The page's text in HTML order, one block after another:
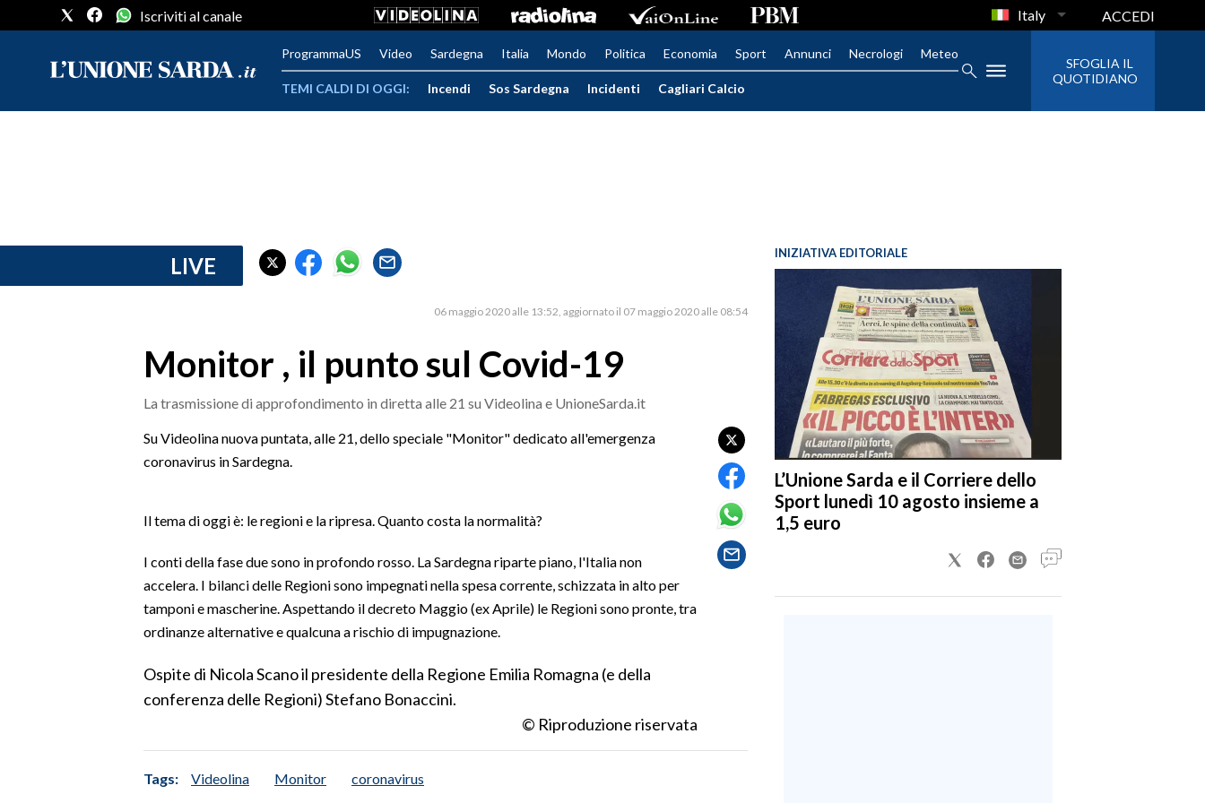
PROVINCIA DI CAGLIARI
ORISTANO E PROVINCIA
Iscriviti al canale Italy ACCEDI
ProgrammaUS Video Sardegna Italia Mondo Politica Economia Sport Annunci Necrologi Meteo
TEMI CALDI DI OGGI: Incendi Sos Sardegna Incidenti Cagliari Calcio
SFOGLIA IL
QUOTIDIANO
LIVE
06 maggio 2020 alle 13:52 aggiornato il 07 maggio 2020 alle 08:54
Monitor , il punto sul Covid-19
La trasmissione di approfondimento in diretta alle 21 su Videolina e UnioneSarda.it
Su Videolina nuova puntata, alle 21, dello speciale "Monitor" dedicato all'emergenza
coronavirus in Sardegna.
Il tema di oggi è: le regioni e la ripresa. Quanto costa la normalità?
I conti della fase due sono in profondo rosso. La Sardegna riparte piano, l'Italia non
accelera. I bilanci delle Regioni sono impegnati nella spesa corrente, schizzata in alto per
tamponi e mascherine. Aspettando il decreto Maggio (ex Aprile) le Regioni sono pronte, tra
ordinanze alternative e qualcuna a rischio di impugnazione.
Ospite di Nicola Scano il presidente della Regione Emilia Romagna (e della
conferenza delle Regioni) Stefano Bonaccini.
© Riproduzione riservata
Tags: Videolina Monitor coronavirus
INIZIATIVA EDITORIALE
L’Unione Sarda e il Corriere dello
Sport lunedì 10 agosto insieme a
1,5 euro